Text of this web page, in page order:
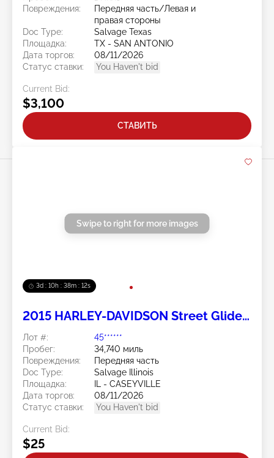
Повреждения:
Передняя часть/Левая и
правая стороны
Doc Type:
Salvage Texas
Площадка:
TX - SAN ANTONIO
Дата торгов:
08/11/2026
Статус ставки:
You Haven't bid
Current Bid:
$3,100
СТАВИТЬ
3d : 10h : 38m : 11s
Swipe to right for more images
2015 HARLEY-DAVIDSON Street Glide
Лот #:
45******
Пробег:
34,740 миль
Повреждения:
Передняя часть
Doc Type:
Salvage Illinois
Площадка:
IL - CASEYVILLE
Дата торгов:
08/11/2026
Статус ставки:
You Haven't bid
Current Bid:
$25